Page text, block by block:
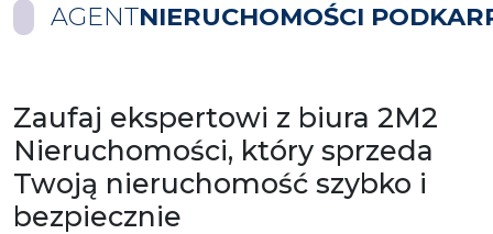
AGENTNIERUCHOMOŚCI
Zaufaj ekspertowi z biura 2M2
Nieruchomości, który sprzeda
Twoją nieruchomość szybko i
bezpiecznie